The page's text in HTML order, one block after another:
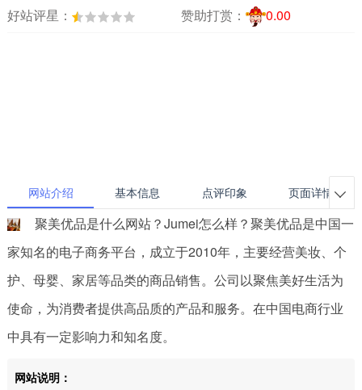
好站评星：
赞助打赏： 0.00
网站介绍 基本信息 点评印象 页面详情 
聚美优品是什么网站？Jumei怎么样？聚美优品是中国一
家知名的电子商务平台，成立于2010年，主要经营美妆、个
护、母婴、家居等品类的商品销售。公司以聚焦美好生活为
使命，为消费者提供高品质的产品和服务。在中国电商行业
中具有一定影响力和知名度。
网站说明：